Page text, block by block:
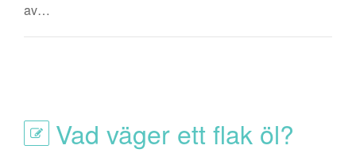
av…
Vad väger ett flak öl?